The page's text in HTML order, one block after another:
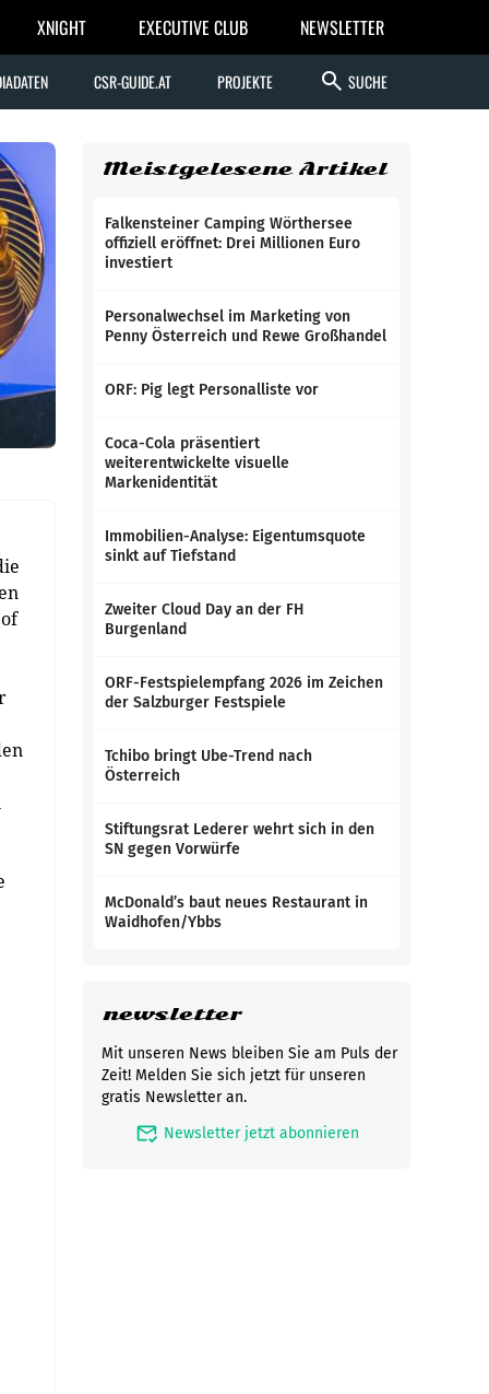
XNIGHT EXECUTIVE CLUB NEWSLETTER
CSR-GUIDE.AT PROJEKTE search SUCHE
Meistgelesene Artikel
Falkensteiner Camping Wörthersee
offiziell eröffnet: Drei Millionen Euro
investiert
Personalwechsel im Marketing von
Penny Österreich und Rewe Großhandel
ORF: Pig legt Personalliste vor
Coca-Cola präsentiert
weiterentwickelte visuelle
Markenidentität
Immobilien-Analyse: Eigentumsquote
sinkt auf Tiefstand
Zweiter Cloud Day an der FH
Burgenland
ORF-Festspielempfang 2026 im Zeichen
der Salzburger Festspiele
Tchibo bringt Ube-Trend nach
Österreich
Stiftungsrat Lederer wehrt sich in den
SN gegen Vorwürfe
McDonald’s baut neues Restaurant in
Waidhofen/Ybbs
newsletter
Mit unseren News bleiben Sie am Puls der
Zeit! Melden Sie sich jetzt für unseren
gratis Newsletter an.
mark_email_read Newsletter jetzt abonnieren